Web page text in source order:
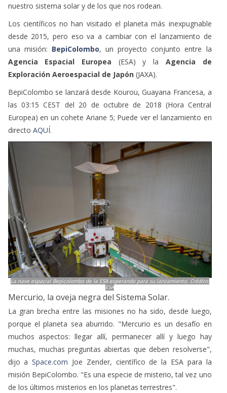
nuestro sistema solar y de los que nos rodean.
Los científicos no han visitado el planeta más inexpugnable
desde 2015, pero eso va a cambiar con el lanzamiento de
una misión: BepiColombo, un proyecto conjunto entre la
Agencia Espacial Europea (ESA) y la Agencia de
Exploración Aeroespacial de Japón(JAXA).
BepiColombo se lanzará desde Kourou, Guayana Francesa, a
las 03:15 CEST del 20 de octubre de 2018 (Hora Central
Europea) en un cohete Ariane 5; Puede ver el lanzamiento en
directo AQUÍ.
La nave espacial Bepicolombo de la ESA esperando para su lanzamiento. Crédito:
ESA
Mercurio, la oveja negra del Sistema Solar.
La gran brecha entre las misiones no ha sido, desde luego,
porque el planeta sea aburrido. "Mercurio es un desafío en
muchos aspectos: llegar allí, permanecer allí y luego hay
muchas, muchas preguntas abiertas que deben resolverse",
dijo a Space.com Joe Zender, científico de la ESA para la
misión BepiColombo. "Es una especie de misterio, tal vez uno
de los últimos misterios en los planetas terrestres".